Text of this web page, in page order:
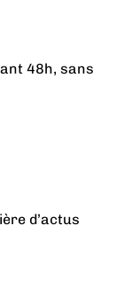
48h, sans
d’actus